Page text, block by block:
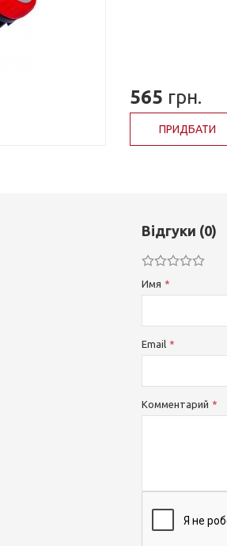
565 грн.
ПРИДБАТИ
Відгуки (0)
Имя
Email
Комментарий